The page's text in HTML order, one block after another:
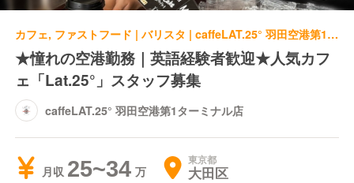
カフェ, ファストフード | バリスタ | caffeLAT.25° 羽田空港第1ターミナル店
★憧れの空港勤務｜英語経験者歓迎★人気カフ
ェ「Lat.25°」スタッフ募集
caffeLAT.25° 羽田空港第1ターミナル店
月収 25~34 東京都
大田区